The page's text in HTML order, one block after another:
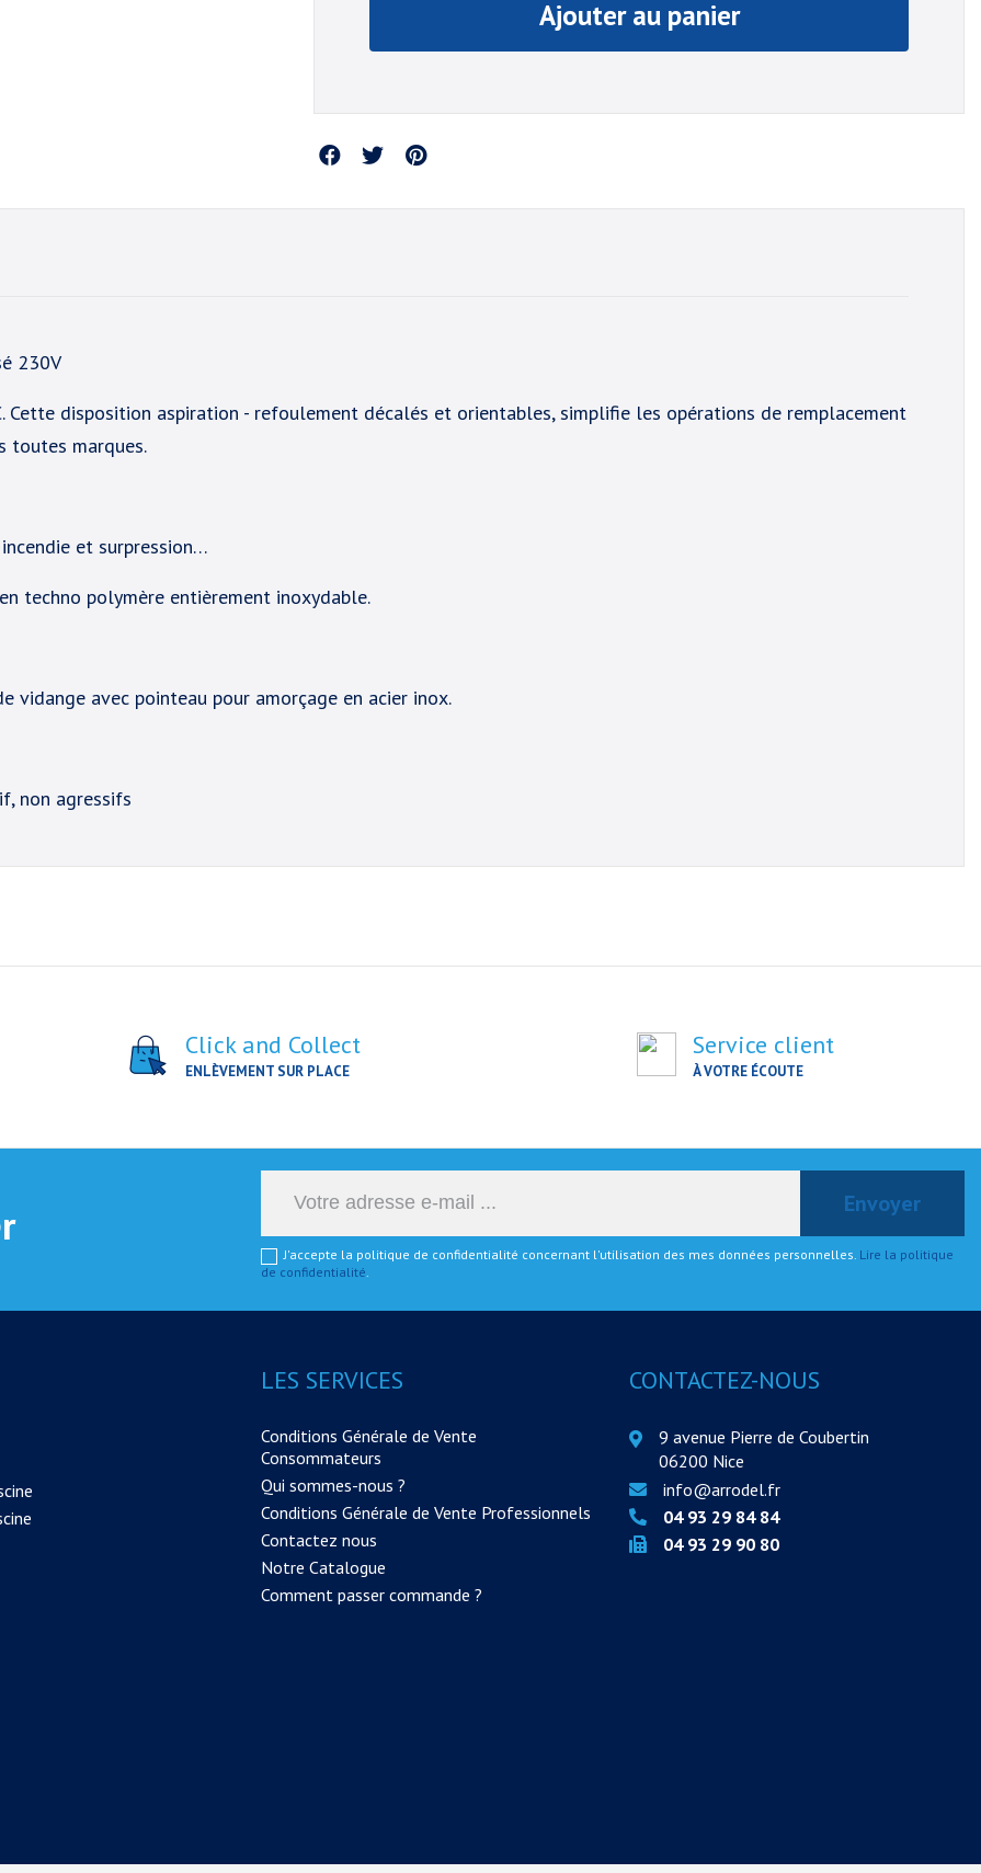
Ajouter au panier
Partager
230V
Cette disposition aspiration - refoulement décalés et orientables, simplifie les opérations de remplacement
toutes marques.
et surpression…
techno polymère entièrement inoxydable.
vidange avec pointeau pour amorçage en acier inox.
non agressifs
Click and Collect
ENLÈVEMENT SUR PLACE
Service client
À VOTRE ÉCOUTE
J'accepte la politique de confidentialité concernant l'utilisation des mes données personnelles. Lire la politique
de confidentialité
LES SERVICES
Conditions Générale de Vente
Consommateurs
Qui sommes-nous ?
Conditions Générale de Vente Professionnels
Contactez nous
Notre Catalogue
Comment passer commande ?
CONTACTEZ-NOUS
9 avenue Pierre de Coubertin
06200 Nice
info@arrodel.fr
04 93 29 84 84
04 93 29 90 80